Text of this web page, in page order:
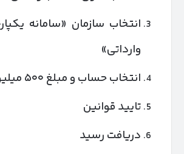
انتخاب سازمان «سامانه
وارداتی»
انتخاب حساب و مبلغ ۵۰۰ میلیون
تایید قوانین
دریافت رسید